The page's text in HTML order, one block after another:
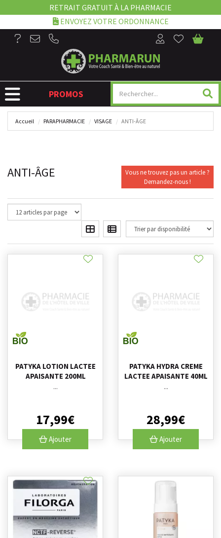
RETRAIT GRATUIT À LA PHARMACIE
ENVOYEZ VOTRE ORDONNANCE
NAVIGATION
PROMOS
Accueil PARAPHARMACIE VISAGE ANTI-ÂGE
Vous ne trouvez pas un article ?
Demandez-nous !
ANTI-ÂGE
PATYKA LOTION LACTEE
APAISANTE 200ML
...
17,99€
Ajouter
PATYKA HYDRA CREME
LACTEE APAISANTE 40ML
...
28,99€
Ajouter